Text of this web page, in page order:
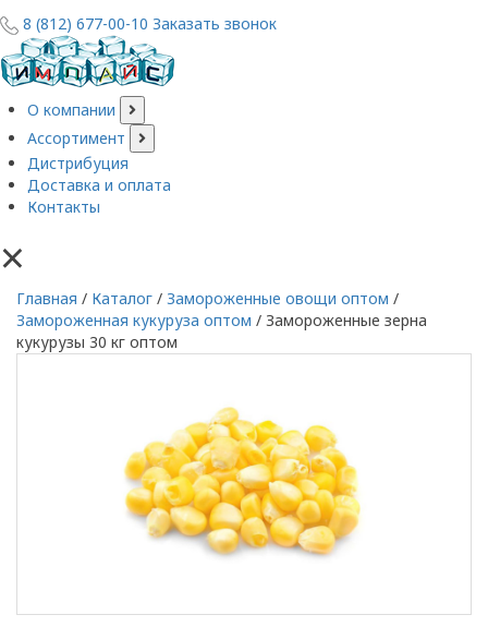
8 (812) 677-00-10 Заказать звонок
О компании
Ассортимент
Дистрибуция
Доставка и оплата
Контакты
×
Главная / Каталог / Замороженные овощи оптом /
Замороженная кукуруза оптом / Замороженные зерна
кукурузы 30 кг оптом